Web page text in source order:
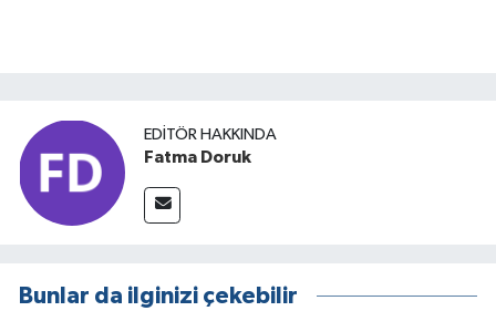
EDITÖR HAKKINDA
Fatma Doruk
Bunlar da ilginizi çekebilir